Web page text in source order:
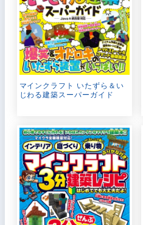
マインクラフト いたずら＆い
じわる建築スーパーガイド